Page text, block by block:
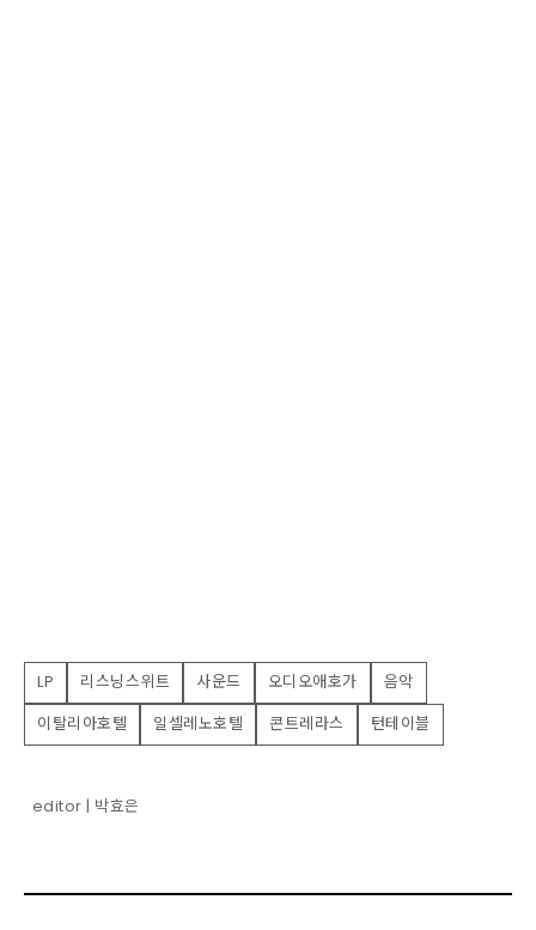
LP 리스닝스위트 사운드 오디오애호가
음악
이탈리아호텔
일셀레노호텔 콘트레라스 턴테이블
editor | 박효은